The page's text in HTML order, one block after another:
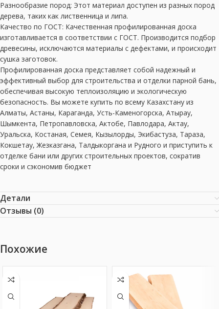
Разнообразие пород: Этот материал доступен из разных пород
дерева, таких как лиственница и липа.
Качество по ГОСТ: Качественная профилированная доска
изготавливается в соответствии с ГОСТ. Производится подбор
древесины, исключаются материалы с дефектами, и происходит
сушка заготовок.
Профилированная доска представляет собой надежный и
эффективный выбор для строительства и отделки парной бань,
обеспечивая высокую теплоизоляцию и экологическую
безопасность. Вы можете купить по всему Казахстану из
Алматы, Астаны, Караганда, Усть-Каменогорска, Атырау,
Шымкента, Петропавловска, Актобе, Павлодара, Актау,
Уральска, Костаная, Семея, Кызылорды, Экибастуза, Тараза,
Кокшетау, Жезказгана, Талдыкоргана и Рудного и приступить к
отделке бани или других строительных проектов, сократив
сроки и сэкономив бюджет
Детали
Отзывы (0)
Похожие